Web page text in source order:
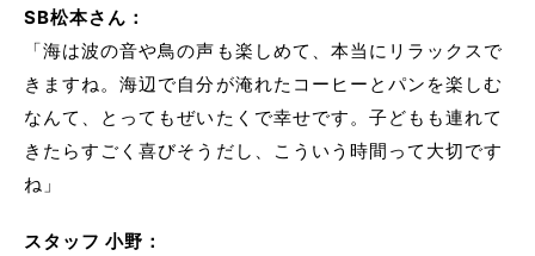
SB松本さん：
「海は波の音や鳥の声も楽しめて、本当にリラックスで
きますね。海辺で自分が淹れたコーヒーとパンを楽しむ
なんて、とってもぜいたくで幸せです。子どもも連れて
きたらすごく喜びそうだし、こういう時間って大切です
ね」
スタッフ 小野：